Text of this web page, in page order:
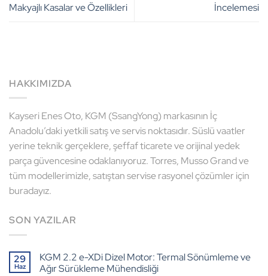
Makyajlı Kasalar ve Özellikleri
İncelemesi
HAKKIMIZDA
Kayseri Enes Oto, KGM (SsangYong) markasının İç
Anadolu’daki yetkili satış ve servis noktasıdır. Süslü vaatler
yerine teknik gerçeklere, şeffaf ticarete ve orijinal yedek
parça güvencesine odaklanıyoruz. Torres, Musso Grand ve
tüm modellerimizle, satıştan servise rasyonel çözümler için
buradayız.
SON YAZILAR
29
Haz
KGM 2.2 e-XDi Dizel Motor: Termal Sönümleme ve
Ağır Sürükleme Mühendisliği